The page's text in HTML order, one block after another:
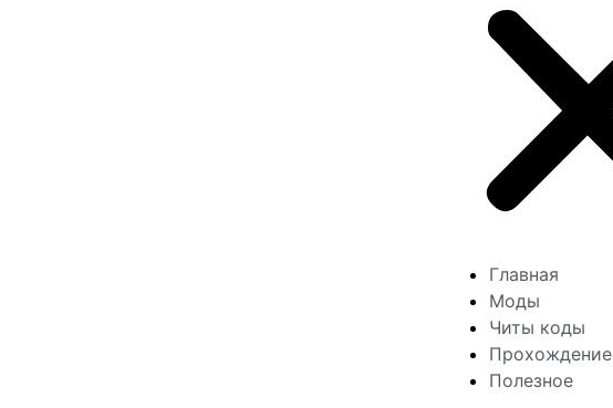
Главная
Моды
Читы коды
Прохождение
Полезное